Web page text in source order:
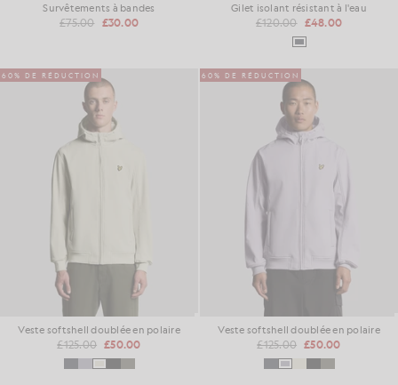
Survêtements à bandes
£75.00 £30.00
Gilet isolant résistant à l'eau
£120.00 £48.00
60% DE RÉDUCTION
Veste softshell doublée en polaire
£125.00 £50.00
60% DE RÉDUCTION
Veste softshell doublée en polaire
£125.00 £50.00